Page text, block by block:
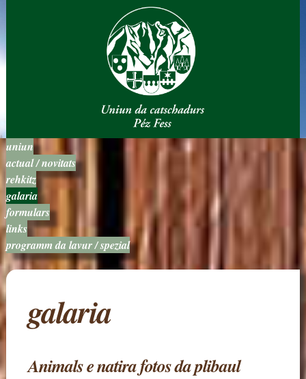
uniun
actual / novitats
rehkitz
galaria
formulars
links
programm da lavur / spezial
galaria
Animals e natira fotos da plibaul